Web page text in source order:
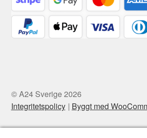
© A24 Sverige 2026
Integritetspolicy
Byggt med